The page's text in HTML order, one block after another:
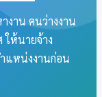
งาน คนว่างงาน
ให้นายจ้าง
แหน่งงานก่อน